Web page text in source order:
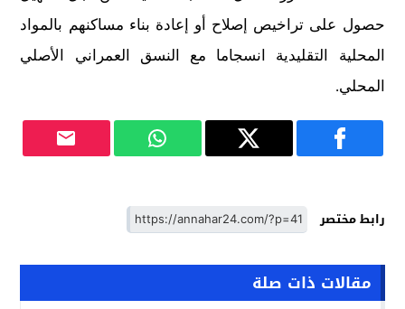
حصول على تراخيص إصلاح أو إعادة بناء مساكنهم بالمواد
المحلية التقليدية انسجاما مع النسق العمراني الأصلي
المحلي.
رابط مختصر
مقالات ذات صلة